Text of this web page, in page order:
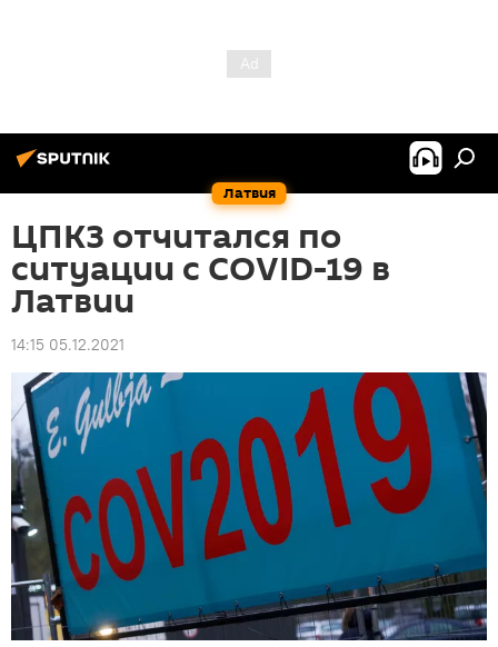
Латвия
ЦПКЗ отчитался по
ситуации с COVID-19 в
Латвии
14:15 05.12.2021